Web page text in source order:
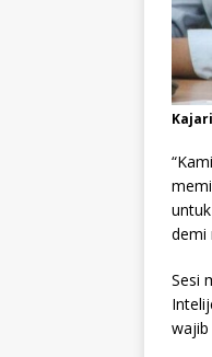
demi
Sesi
wajib